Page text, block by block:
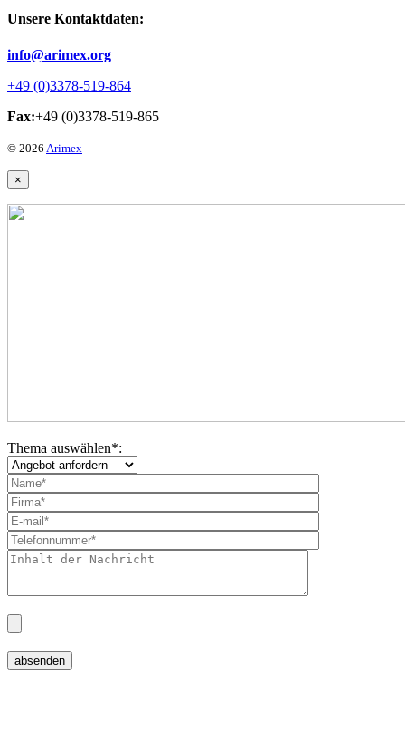
Unsere Kontaktdaten:
info@arimex.org
+49 (0)3378-519-864
Fax:+49 (0)3378-519-865
© 2026 Arimex
×
Thema auswählen*: